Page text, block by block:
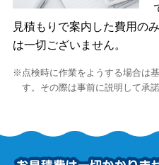
見積もりで案内した費用の
は一切ございません。
点検時に作業をようする場合は
す。その際は事前に説明して承